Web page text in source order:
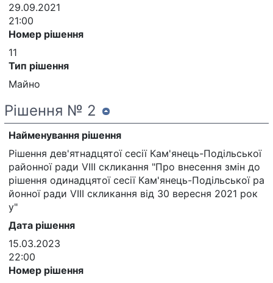
29.09.2021
21:00
Номер рішення
11
Тип рішення
Майно
Рішення № 2
Найменування рішення
Рішення дев'ятнадцятої сесії Кам'янець-Подільської
районної ради VIII скликання "Про внесення змін до
рішення одинадцятої сесії Кам'янець-Подільської ра
йонної ради VIII скликання від 30 вересня 2021 рок
у"
Дата рішення
15.03.2023
22:00
Номер рішення